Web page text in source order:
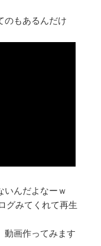
のもあるんだけ
いんだよなーｗ
グみてくれて再生
動画作ってみます